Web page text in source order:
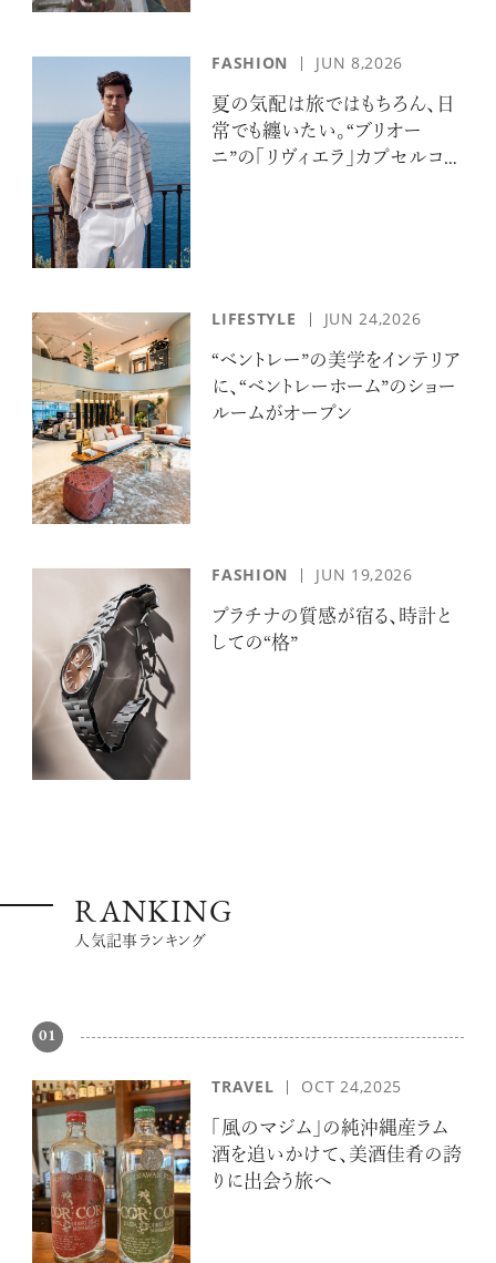
FASHION JUN 8,2026
夏の気配は旅ではもちろん、日
常でも纏いたい。“ブリオー
ニ”の「リヴィエラ」カプセルコレ
LIFESTYLE JUN 24,2026
“ベントレー”の美学をインテリア
に、“ベントレーホーム”のショー
ルームがオープン
FASHION JUN 19,2026
プラチナの質感が宿る、時計と
しての“格”
RANKING
人気記事ランキング
01
TRAVEL OCT 24,2025
「風のマジム」の純沖縄産ラム
酒を追いかけて、美酒佳肴の誇
りに出会う旅へ